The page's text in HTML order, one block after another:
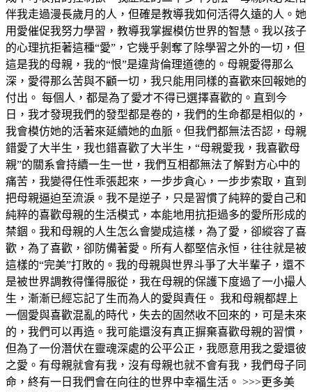
伴我走過漫長歲月的人，但確是教導我如何活得久遠的人。她
用愛催促我努力學習，教導我掌握模仿世界的智慧。我以孩子
的心理抗拒著這種“愛”，它幾乎剝奪了除學習之外的一切，但
這是我的母親，我的“恨”是違背倫理道德的。母親愛得那么
深，愛得那么苦與不顧一切，我只能用同樣的喜歡來回報她的
付出。 每個人，都是為了愛才不得已選擇喜歡的。直到今
日，我才發現我們的發型都是卷的，我們的生命都是相似的，
我會模仿她的活著來延續她的血脈。但我們都無法否認，母親
錯愛了大半生，我也錯喜歡了大半生，“母親愛我，我喜歡母
親”的關系會持續一生一世，我們互相都無法了解對方心中的
痛苦，我變得任性乖張起來，一步步貪心，一步步索取，直到
把母親逼迫至流淚。我不是逆子，只是習慣了純粹的愛自己和
純粹的喜歡母親的生活模式，本能地用抗拒過多的愛所形成的
禁錮。我和母親的人生怎么會變成這樣，為了愛，卻縱容了喜
歡，為了喜歡，卻防備著愛。所有人都堅信永恒，往往就是被
這樣的“完美”打敗的。我的母親與世界斗爭了大半輩子，還不
是被世界調教得懂得服從，我在母親的保護下度過了一小撮人
生，漸漸已經忘記了生而為人的愛與責任。 我和母親都趕上
一個愛與喜歡混亂的時代，失去的固然收不回來的，可是未來
的，我們可以再造。我可能還沒有真正摒棄喜歡母親的習慣，
但為了一份潛伏在靈魂深處的公平公正，我愿意用我之愛還彼
之愛。有母親就會有我，沒有母親也就不會有我，我們母子同
命，終有一日我們會在向往的世界中幸福生活。 >>>更多美